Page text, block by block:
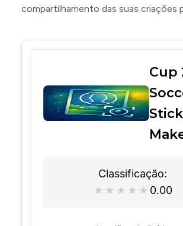
compartilhamento das suas criações
Cup
Classificação:
★ ★ ★ ★ ★ 0.00